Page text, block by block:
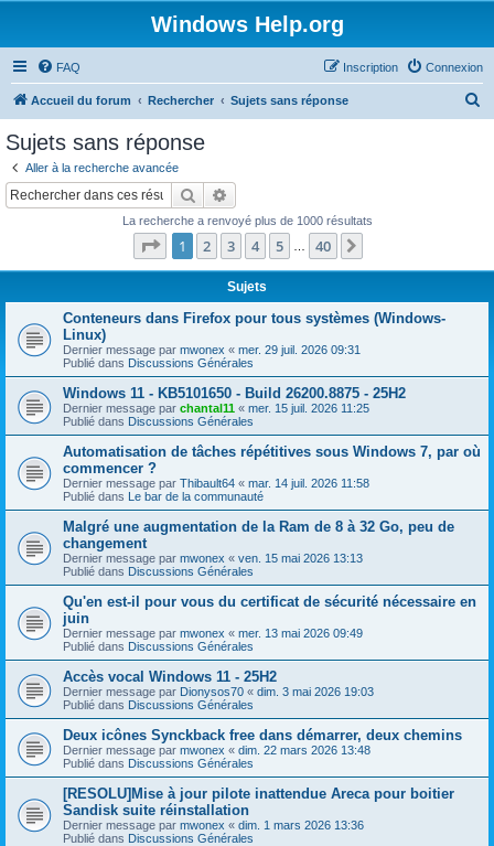
Windows Help.org
FAQ Connexion
Inscription
Accueil du forum Rechercher Sujets sans réponse
Sujets sans réponse
Aller à la recherche avancée
Rechercher
La recherche a renvoyé plus de 1000 résultats
Page 1sur40
1 2 3 4 5 40
Sujets
Conteneurs dans Firefox pour tous systèmes (Windows-
Linux)
Dernier message par mwonex « mer. 29 juil. 2026 09:31
Publié dans Discussions Générales
Windows 11 - KB5101650 - Build 26200.8875 - 25H2
Dernier message par chantal11 « mer. 15 juil. 2026 11:25
Publié dans Discussions Générales
Automatisation de tâches répétitives sous Windows 7, par où
commencer ?
Dernier message par Thibault64 « mar. 14 juil. 2026 11:58
Publié dans Le bar de la communauté
Malgré une augmentation de la Ram de 8 à 32 Go, peu de
changement
Dernier message par mwonex « ven. 15 mai 2026 13:13
Publié dans Discussions Générales
Qu'en est-il pour vous du certificat de sécurité nécessaire en
juin
Dernier message par mwonex « mer. 13 mai 2026 09:49
Publié dans Discussions Générales
Accès vocal Windows 11 - 25H2
Dernier message par Dionysos70 « dim. 3 mai 2026 19:03
Publié dans Discussions Générales
Deux icônes Synckback free dans démarrer, deux chemins
Dernier message par mwonex « dim. 22 mars 2026 13:48
Publié dans Discussions Générales
[RESOLU]Mise à jour pilote inattendue Areca pour boitier
Sandisk suite réinstallation
Dernier message par mwonex « dim. 1 mars 2026 13:36
Publié dans Discussions Générales